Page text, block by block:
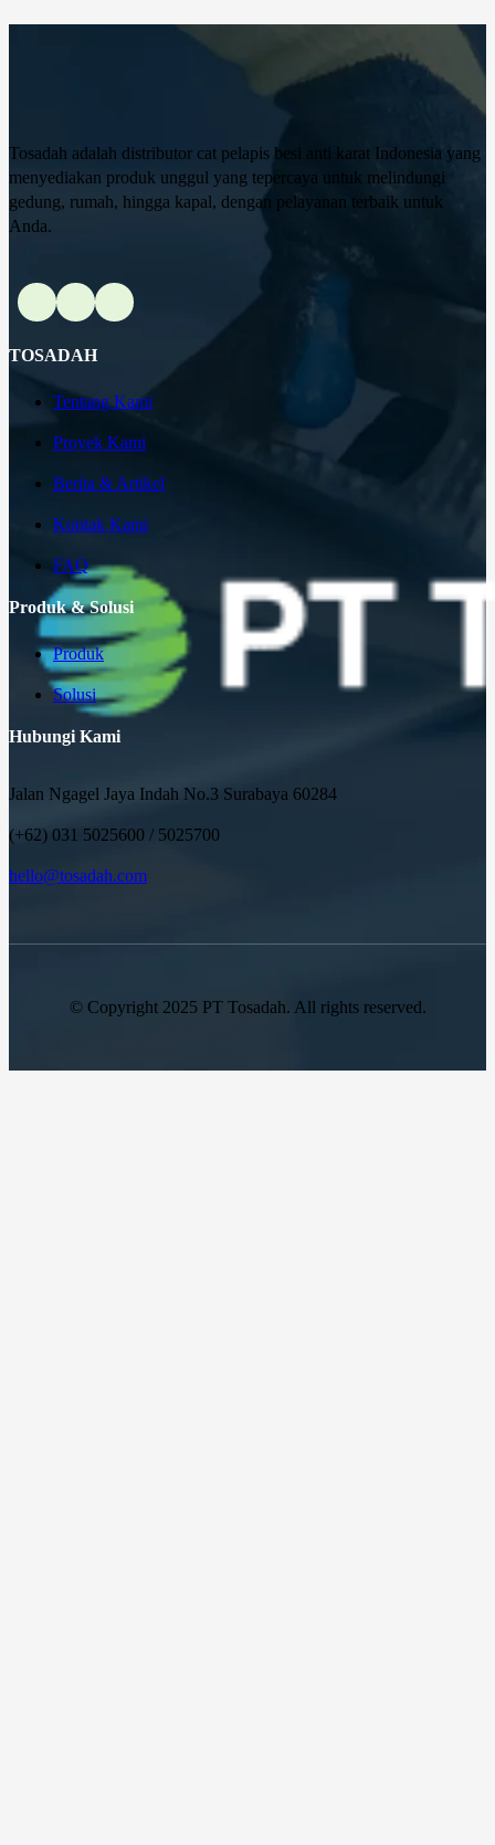
Tosadah adalah distributor cat pelapis besi anti karat Indonesia yang
menyediakan produk unggul yang tepercaya untuk melindungi
gedung, rumah, hingga kapal, dengan pelayanan terbaik untuk
Anda.
TOSADAH
Tentang Kami
Proyek Kami
Berita & Artikel
Kontak Kami
FAQ
Produk & Solusi
Produk
Solusi
Hubungi Kami
Jalan Ngagel Jaya Indah No.3 Surabaya 60284
(+62) 031 5025600 / 5025700
hello@tosadah.com
© Copyright 2025 PT Tosadah. All rights reserved.